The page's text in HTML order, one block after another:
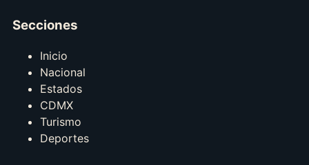
Secciones
Inicio
Nacional
Estados
CDMX
Turismo
Deportes